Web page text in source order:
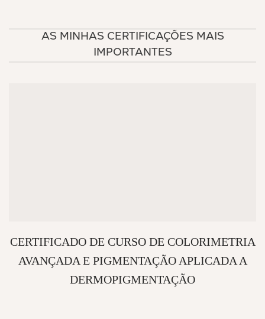
AS MINHAS CERTIFICAÇÕES MAIS
IMPORTANTES
CERTIFICADO DE CURSO DE COLORIMETRIA
AVANÇADA E PIGMENTAÇÃO APLICADA A
DERMOPIGMENTAÇÃO